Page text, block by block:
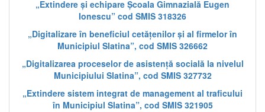
„Extindere și echipare Școala Gimnazială Eugen
Ionescu” cod SMIS 318326
„Digitalizare în beneficiul cetățenilor și al firmelor în
Municipiul Slatina”, cod SMIS 326662
„Digitalizarea proceselor de asistență socială la nivelul
Municipiului Slatina”, cod SMIS 327732
„Extindere sistem integrat de management al traficului
în Municipiul Slatina”, cod SMIS 321905